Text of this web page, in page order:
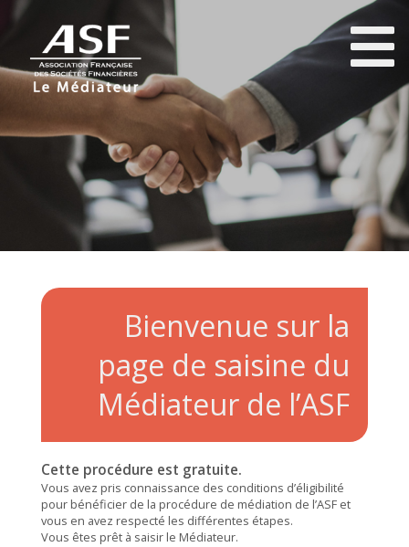
Bienvenue sur la
page de saisine du
Médiateur de l’ASF
Cette procédure est gratuite.
Vous avez pris connaissance des conditions d’éligibilité
pour bénéficier de la procédure de médiation de l’ASF et
vous en avez respecté les différentes étapes.
Vous êtes prêt à saisir le Médiateur.